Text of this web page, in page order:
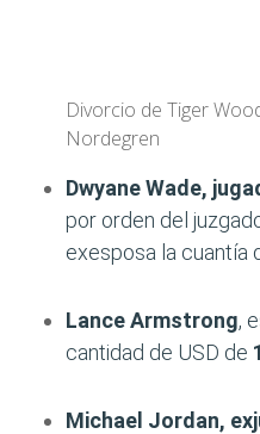
Divorcio de Tiger
Nordegren
Dwyane Wade,
por orden del
exesposa la cuantía
Lance Armstrong,
cantidad de USD de
Michael Jordan,